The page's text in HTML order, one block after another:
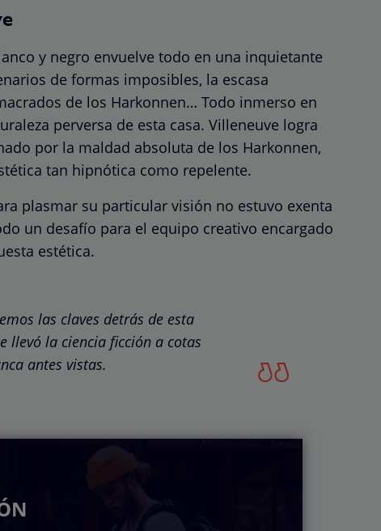
y negro envuelve todo en una inquietante
de formas imposibles, la escasa
de los Harkonnen… Todo inmerso en
perversa de esta casa. Villeneuve logra
por la maldad absoluta de los Harkonnen,
tan hipnótica como repelente.
plasmar su particular visión no estuvo exenta
un desafío para el equipo creativo encargado
estética.
las claves detrás de esta
llevó la ciencia ficción a cotas
antes vistas.